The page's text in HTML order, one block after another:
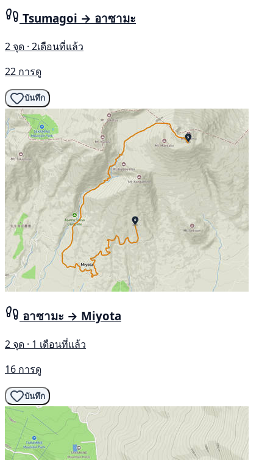
Tsumagoi → อาซามะ
2 จุด · 2เดือนที่แล้ว
22 การดู
บันทึก
อาซามะ → Miyota
2 จุด · 1 เดือนที่แล้ว
16 การดู
บันทึก